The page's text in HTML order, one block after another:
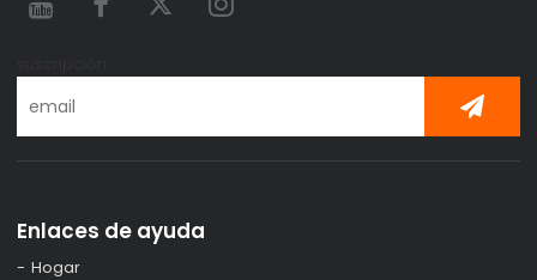
Enlaces de ayuda
Hogar